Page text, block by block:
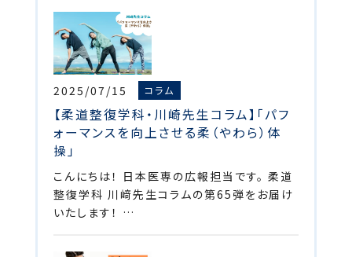
2025/07/15 コラム
【柔道整復学科・川崎先生コラム】「パフ
ォーマンスを向上させる柔（やわら）体
操」
こんにちは！ 日本医専の広報担当です。 柔道
整復学科 川﨑先生コラムの第65弾をお届け
いたします！ …